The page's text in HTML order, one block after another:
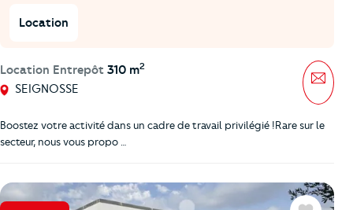
Location
Location Entrepôt 310 m2
SEIGNOSSE
Boostez votre activité dans un cadre de travail privilégié !Rare sur le
secteur, nous vous propo …